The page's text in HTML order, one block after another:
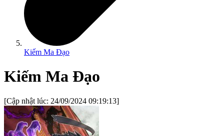
Kiếm Ma Đạo
Kiếm Ma Đạo
[Cập nhật lúc: 24/09/2024 09:19:13]